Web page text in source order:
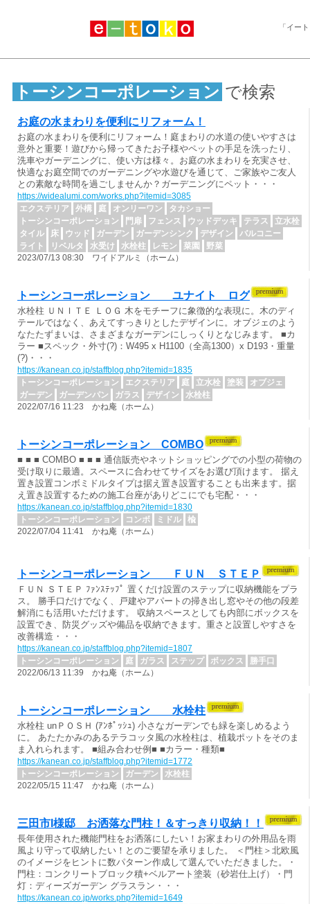
「イー
トーシンコーポレーション で検索
お庭の水まわりを便利にリフォーム！
お庭の水まわりを便利にリフォーム！庭まわりの水道の使いやすさは
意外と重要！遊びから帰ってきたお子様やペットの手足を洗ったり、
洗車やガーデニングに、使い方は様々。お庭の水まわりを充実させ、
快適なお庭空間でのガーデニングや水遊びを通じて、ご家族やご友人
との素敵な時間を過ごしませんか？ガーデニングにペット・・・
https://widealumi.com/works.php?itemid=3085
エクステリア
外構 庭 オンリーワン
タカショー
トーシンコーポレーション
門扉 フェンス ウッドデッキ テラス
立水栓
タイル
床 ウッド ガーデン ガーデンシンク デザイン
バルコニー
ライト
リベルタ 水受け 水栓柱 レモン 菜園
野菜
2023/07/13 08:30 ワイドアルミ（ホーム）
トーシンコーポレーション ユナイト ログ
水栓柱 ＵＮＩＴＥ ＬＯＧ 木をモチーフに象徴的な表現に。木のディ
テールではなく、あえてすっきりとしたデザインに。オブジェのよう
なたたずまいは、さまざまなガーデンにしっくりとなじみます。 ■カ
ラー ■スペック・外寸(?)：W495 x H1100（全高1300）x D193・重量
(?)・・・
https://kanean.co.jp/staffblog.php?itemid=1835
トーシンコーポレーション
エクステリア 庭 立水栓 塗装
オブジェ
ガーデン
ガーデンパン ガラス デザイン
水栓柱
2022/07/16 11:23 かね庵（ホーム）
トーシンコーポレーション COMBO
■ ■ ■ COMBO ■ ■ ■ 通信販売やネットショッピングでの小型の荷物の
受け取りに最適。スペースに合わせてサイズをお選び頂けます。 据え
置き設置コンボミドルタイプは据え置き設置することも出来ます。据
え置き設置するための施工台座がありどこにでも宅配・・・
https://kanean.co.jp/staffblog.php?itemid=1830
トーシンコーポレーション
コンボ ミドル
楡
2022/07/04 11:41 かね庵（ホーム）
トーシンコーポレーション ＦＵＮ ＳＴＥＰ
ＦＵＮ ＳＴＥＰ ﾌｧﾝｽﾃｯﾌﾟ 置くだけ設置のステップに収納機能をプラ
ス。 勝手口だけでなく、戸建やアパートの掃き出し窓やその他の段差
解消にも活用いただけます。 収納スペースとしても内部にボックスを
設置でき、防災グッズや備品を収納できます。重さと設置しやすさを
改善構造・・・
https://kanean.co.jp/staffblog.php?itemid=1807
トーシンコーポレーション
庭 ガラス ステップ ボックス
勝手口
2022/06/13 11:39 かね庵（ホーム）
トーシンコーポレーション 水栓柱
水栓柱 unＰＯＳＨ (ｱﾝﾎﾟｯｼｭ) 小さなガーデンでも緑を楽しめるよう
に。 あたたかみのあるテラコッタ風の水栓柱は、植栽ポットをそのま
ま入れられます。 ■組み合わせ例■ ■カラー・種類■
https://kanean.co.jp/staffblog.php?itemid=1772
トーシンコーポレーション
ガーデン
水栓柱
2022/05/15 11:47 かね庵（ホーム）
三田市I様邸 お洒落な門柱！＆すっきり収納！！
長年使用された機能門柱をお洒落にしたい！お家まわりの外用品を雨
風より守って収納したい！とのご要望を承りました。 ＜門柱＞北欧風
のイメージをヒントに数パターン作成して選んでいただきました。・
門柱：コンクリートブロック積+ベルアート塗装（砂岩仕上げ）・門
灯：ディーズガーデン グラスラン・・・
https://kanean.co.jp/works.php?itemid=1649